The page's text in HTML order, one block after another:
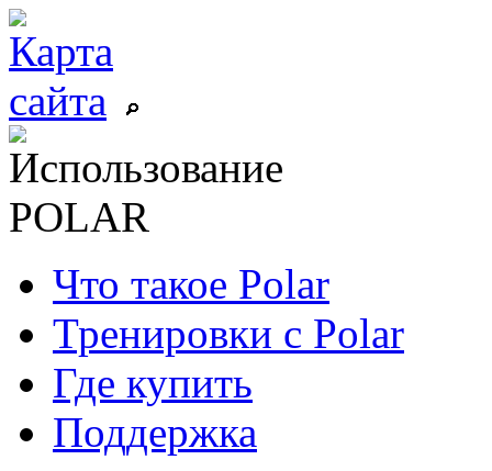
Что такое Polar
Тренировки с Polar
Где купить
Поддержка